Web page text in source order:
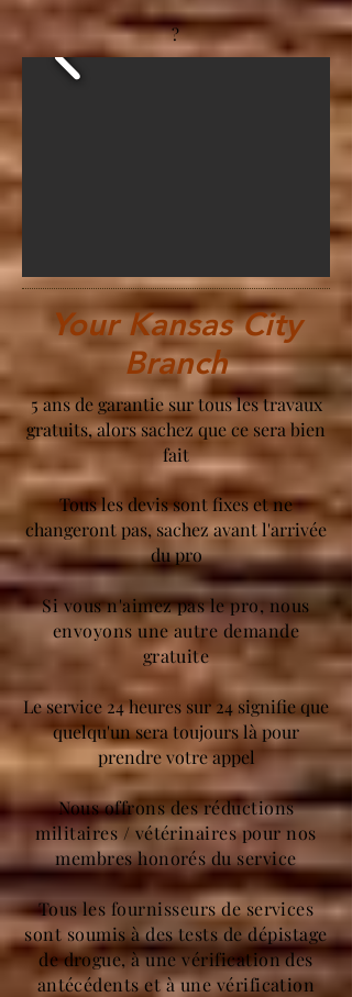
?
Your Kansas City
Branch
5 ans de garantie sur tous les travaux
gratuits, alors sachez que ce sera bien
fait
Tous les devis sont fixes et ne
changeront pas, sachez avant l'arrivée
du pro
Si vous n'aimez pas le pro, nous
envoyons une autre demande
gratuite
Le service 24 heures sur 24 signifie que
quelqu'un sera toujours là pour
prendre votre appel
Nous offrons des réductions
militaires / vétérinaires pour nos
membres honorés du service
Tous les fournisseurs de services
sont soumis à des tests de dépistage
de drogue, à une vérification des
antécédents et à une vérification